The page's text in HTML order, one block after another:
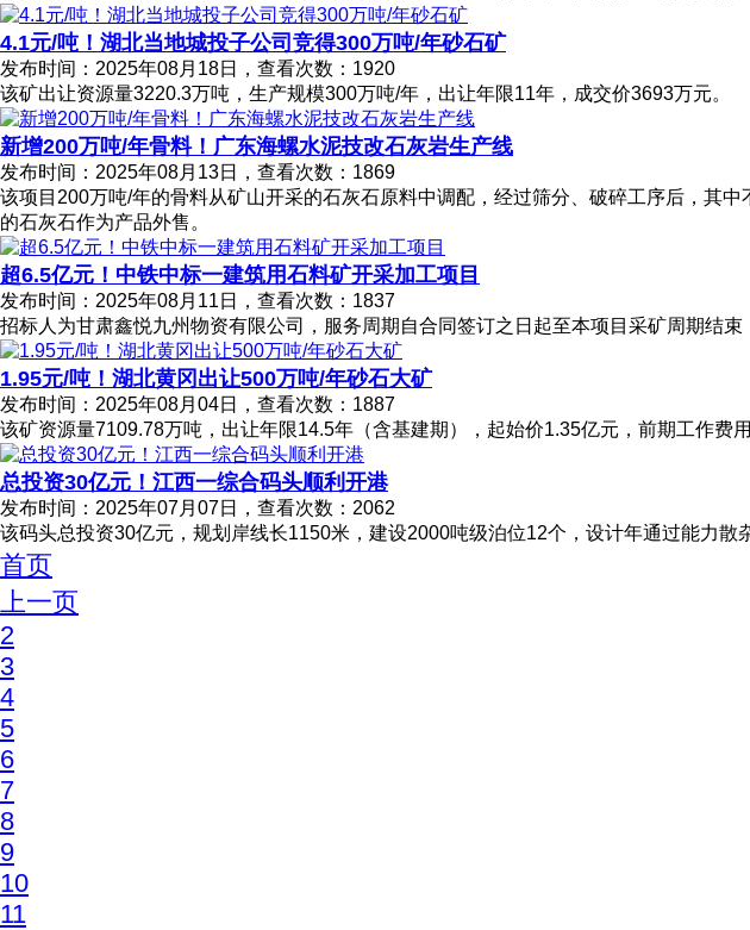
4.1元/吨！湖北当地城投子公司竞得300万吨/年砂石矿
发布时间：2025年08月18日，查看次数：1920
该矿出让资源量3220.3万吨，生产规模300万吨/年，出让年限11年，成交价3693万元。
新增200万吨/年骨料！广东海螺水泥技改石灰岩生产线
发布时间：2025年08月13日，查看次数：1869
该项目200万吨/年的骨料从矿山开采的石灰石原料中调配，经过筛分、破碎工序后，其
的石灰石作为产品外售。
超6.5亿元！中铁中标一建筑用石料矿开采加工项目
发布时间：2025年08月11日，查看次数：1837
招标人为甘肃鑫悦九州物资有限公司，服务周期自合同签订之日起至本项目采矿周期结束
1.95元/吨！湖北黄冈出让500万吨/年砂石大矿
发布时间：2025年08月04日，查看次数：1887
该矿资源量7109.78万吨，出让年限14.5年（含基建期），起始价1.35亿元，前期工作费
总投资30亿元！江西一综合码头顺利开港
发布时间：2025年07月07日，查看次数：2062
该码头总投资30亿元，规划岸线长1150米，建设2000吨级泊位12个，设计年通过能力散
首页
上一页
2
3
4
5
6
7
8
9
10
11